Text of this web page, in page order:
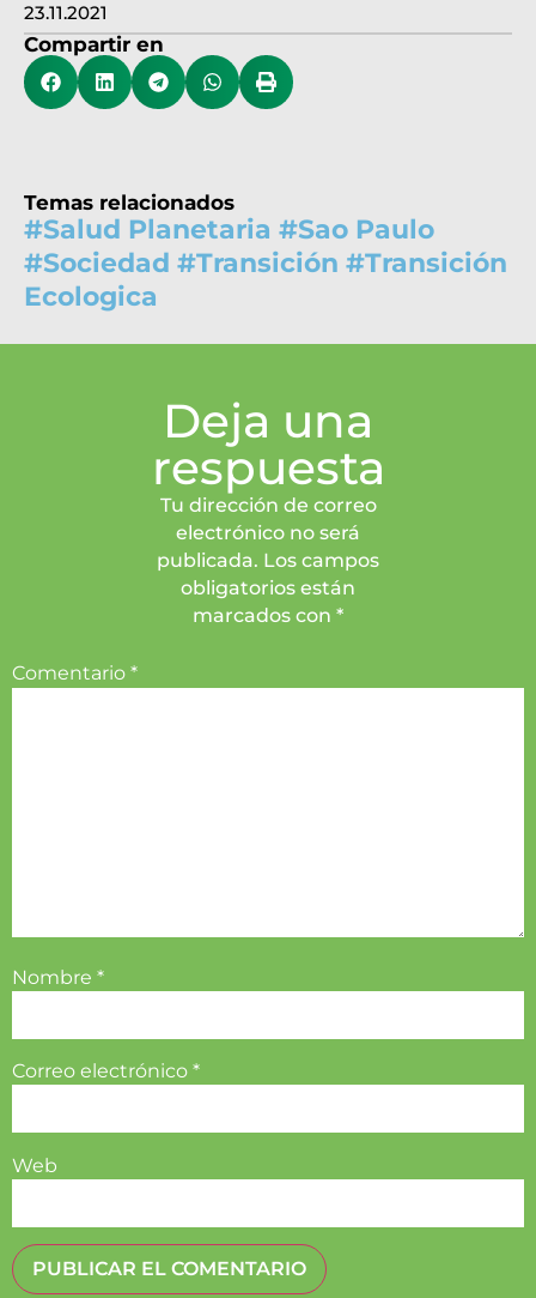
23.11.2021
Compartir en
Temas relacionados
#Salud Planetaria #Sao Paulo
#Sociedad #Transición #Transición
Ecologica
Deja una
respuesta
Tu dirección de correo
electrónico no será
publicada. Los campos
obligatorios están
marcados con *
Comentario *
Nombre *
Correo electrónico *
Web